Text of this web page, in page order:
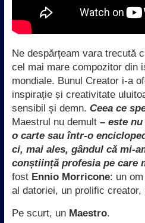
Ne despărțeam vara trecută
cel mai mare compozitor din
mondiale. Bunul Creator i-a
inspirație și creativitate
sensibil și demn. Ceea ce
Maestrul nu demult– este nu
o carte sau într-o
ci, mai ales, gândul că mi-
conștiință profesia pe care
fost Ennio Morricone: un
al datoriei, un prolific creator,
Pe scurt, unMaestro.